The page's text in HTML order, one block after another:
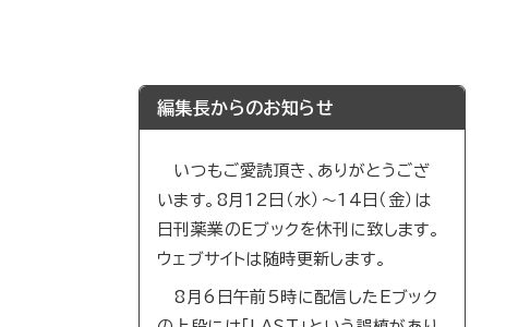
編集長からのお知らせ
いつもご愛読頂き、ありがとうござ
います。8月12日（水）～14日（金）は
日刊薬業のEブックを休刊に致します。
ウェブサイトは随時更新します。
8月6日午前5時に配信したEブック